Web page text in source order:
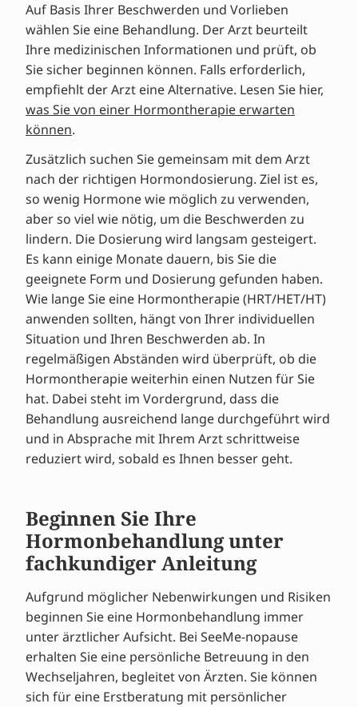
Auf Basis Ihrer Beschwerden und Vorlieben
wählen Sie eine Behandlung. Der Arzt beurteilt
Ihre medizinischen Informationen und prüft, ob
Sie sicher beginnen können. Falls erforderlich,
empfiehlt der Arzt eine Alternative. Lesen Sie hier,
was Sie von einer Hormontherapie erwarten
können.
Zusätzlich suchen Sie gemeinsam mit dem Arzt
nach der richtigen Hormondosierung. Ziel ist es,
so wenig Hormone wie möglich zu verwenden,
aber so viel wie nötig, um die Beschwerden zu
lindern. Die Dosierung wird langsam gesteigert.
Es kann einige Monate dauern, bis Sie die
geeignete Form und Dosierung gefunden haben.
Wie lange Sie eine Hormontherapie (HRT/HET/HT)
anwenden sollten, hängt von Ihrer individuellen
Situation und Ihren Beschwerden ab. In
regelmäßigen Abständen wird überprüft, ob die
Hormontherapie weiterhin einen Nutzen für Sie
hat. Dabei steht im Vordergrund, dass die
Behandlung ausreichend lange durchgeführt wird
und in Absprache mit Ihrem Arzt schrittweise
reduziert wird, sobald es Ihnen besser geht.
Beginnen Sie Ihre
Hormonbehandlung unter
fachkundiger Anleitung
Aufgrund möglicher Nebenwirkungen und Risiken
beginnen Sie eine Hormonbehandlung immer
unter ärztlicher Aufsicht. Bei SeeMe-nopause
erhalten Sie eine persönliche Betreuung in den
Wechseljahren, begleitet von Ärzten. Sie können
sich für eine Erstberatung mit persönlicher